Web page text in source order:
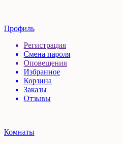
Профиль
Регистрация
Смена пароля
Оповещения
Избранное
Корзина
Заказы
Отзывы
Комнаты